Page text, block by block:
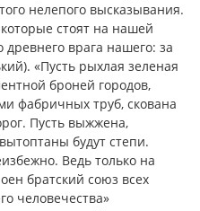
нелепого высказывания.
стоят на нашей
древнего врага нашего: за
«Пусть рыхлая зеленая
броней городов,
фабричных труб, скована
Пусть выжжена,
будут степи.
Ведь только на
братский союз всех
человечества»